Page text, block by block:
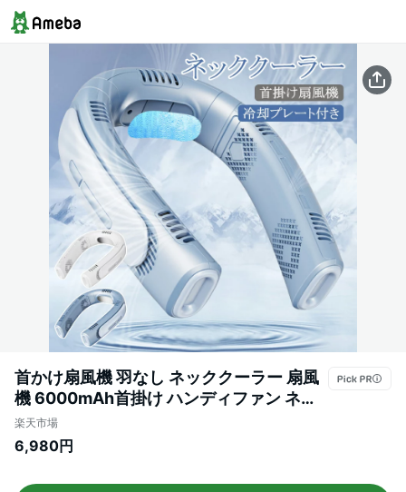
首かけ扇風機 羽なし ネッククーラー 扇風
機 6000mAh首掛け ハンディファン ネッ
クファン ネッククーラー 持ち運びに便利
USB充電式 ネッククーラー 扇風機 首掛け
クファン ハンディ扇風機 usb 充電 熱中症
楽天市場
6,980円